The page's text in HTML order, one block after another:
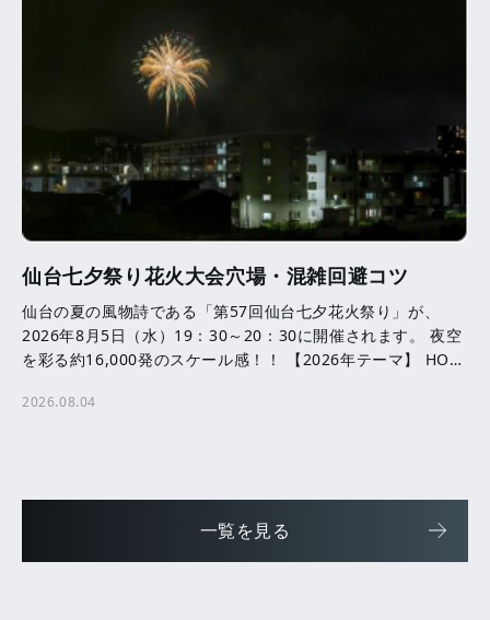
仙台七夕祭り花火大会穴場・混雑回避コツ
仙台の夏の風物詩である「第57回仙台七夕花火祭り」が、
2026年8月5日（水）19：30～20：30に開催されます。 夜空
を彩る約16,000発のスケール感！！ 【2026年テーマ】 HOPE
2026.08.04
一覧を見る